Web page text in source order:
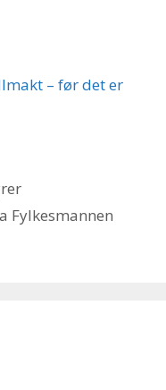
– før det er
Fylkesmannen